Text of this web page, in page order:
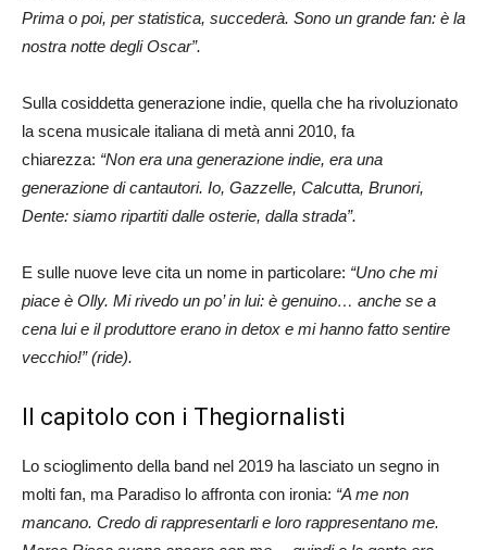
Prima o poi, per statistica, succederà. Sono un grande fan: è la
nostra notte degli Oscar”.
Sulla cosiddetta generazione indie, quella che ha rivoluzionato
la scena musicale italiana di metà anni 2010, fa
chiarezza: “Non era una generazione indie, era una
generazione di cantautori. Io, Gazzelle, Calcutta, Brunori,
Dente: siamo ripartiti dalle osterie, dalla strada”.
E sulle nuove leve cita un nome in particolare: “Uno che mi
piace è Olly. Mi rivedo un po’ in lui: è genuino… anche se a
cena lui e il produttore erano in detox e mi hanno fatto sentire
vecchio!” (ride).
Il capitolo con i Thegiornalisti
Lo scioglimento della band nel 2019 ha lasciato un segno in
molti fan, ma Paradiso lo affronta con ironia: “A me non
mancano. Credo di rappresentarli e loro rappresentano me.